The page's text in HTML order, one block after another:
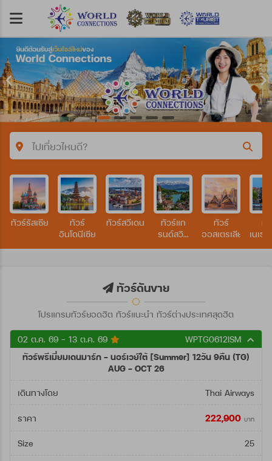
ไปเที่ยวไหนดี?
คำค้นหา/รหัสทัวร์
ถึงวันที่
ค้นหา
ทัวร์รัสเซีย
ทัวร์
อินโดนีเซีย
ทัวร์สวีเดน
ทัวร์แก
รนด์สวิต
ทัวร์
ออสเตรเลีย
ทั
เนเธ
ทัวร์ดันขาย
โปรแกรมทัวร์ยอดฮิต ทัวร์แนะนำ ทัวร์ต่างประเทศสุดฮิต
02 ต.ค. 69 - 13 ต.ค. 69
WPTG0612ISM
ทัวร์พรีเมี่ยมเดนมาร์ก - นอร์เวย์ใต้ [Summer] 12วัน 9คืน (TG)
AUG - OCT 26
เดินทางโดย Thai Airways
ราคา 222,900 บาท
Size 25